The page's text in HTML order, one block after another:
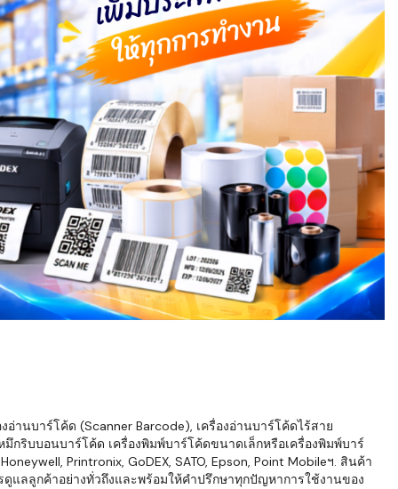
านบาร์โค้ด (Scanner Barcode), เครื่องอ่านบาร์โค้ดไร้สาย
กริบบอนบาร์โค้ด เครื่องพิมพ์บาร์โค้ดขนาดเล็กหรือเครื่องพิมพ์บาร์
Printronix, GoDEX, SATO, Epson, Point Mobileฯ. สินค้า
แลลูกค้าอย่างทั่วถึงและพร้อมให้คำปรึกษาทุกปัญหาการใช้งานของ